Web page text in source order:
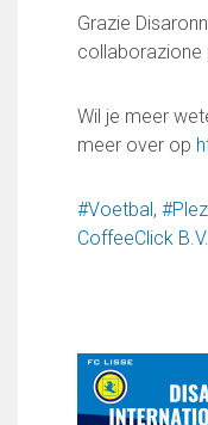
Partnerclub van Ajax
Zakelijk
LED-boarding NIEUW!
Sponsoren
Maatschappelijke
De gezonde
Onze vrijwilligers en
Grazie
collaborazione
Wil je meer
meer over op
#Voetbal,
CoffeeClick B.V.